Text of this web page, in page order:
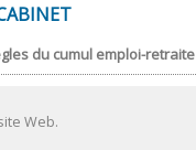
du cumul emploi-retraite
Web.